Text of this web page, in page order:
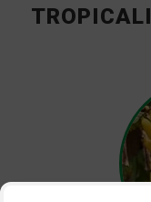
TROPICALI